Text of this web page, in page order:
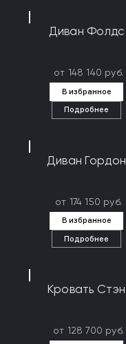
Диван Фолдс
от 148 140 руб.
В избранное
Подробнее
Диван Гордон
от 174 150 руб.
В избранное
Подробнее
Кровать Стэн
от 128 700 руб.